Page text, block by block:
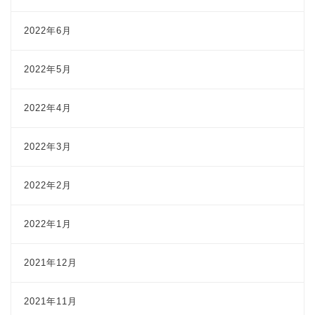
2022年6月
2022年5月
2022年4月
2022年3月
2022年2月
2022年1月
2021年12月
2021年11月